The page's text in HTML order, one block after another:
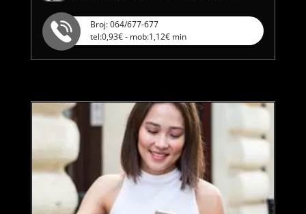
Broj: 064/677-677
tel:0,93€ - mob:1,12€ min